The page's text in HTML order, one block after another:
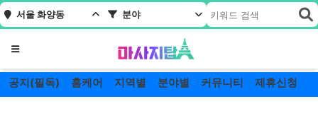
서울 화양동 분야
메뉴
공지(필독) 홈케어 지역별 분야별 커뮤니티 제휴신청